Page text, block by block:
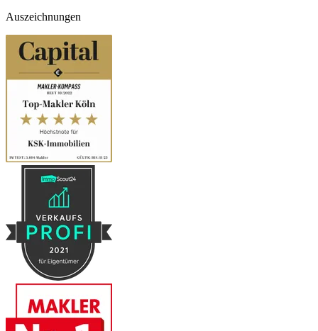
Auszeichnungen